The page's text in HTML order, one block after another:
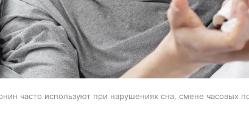
часто используют при нарушениях сна, смене часовых